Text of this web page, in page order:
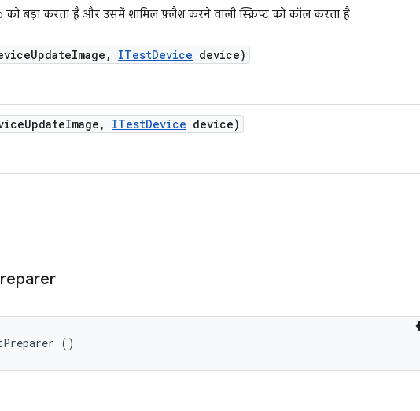
बड़ा करता है और उसमें शामिल फ़्लैश करने वाली स्क्रिप्ट को कॉल करता है
UpdateImage , ITestDevice device)
UpdateImage , ITestDevice device)
()